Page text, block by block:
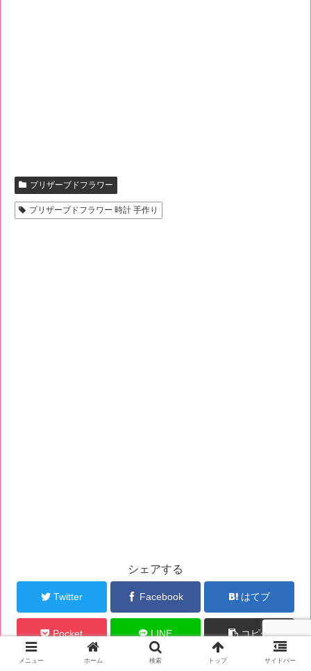
プリザーブドフラワー
プリザーブドフラワー 時計 手作り
シェアする
Twitter Facebook はてブ
Pocket LINE コピー
メニュー ホーム 検索 トップ サイドバー